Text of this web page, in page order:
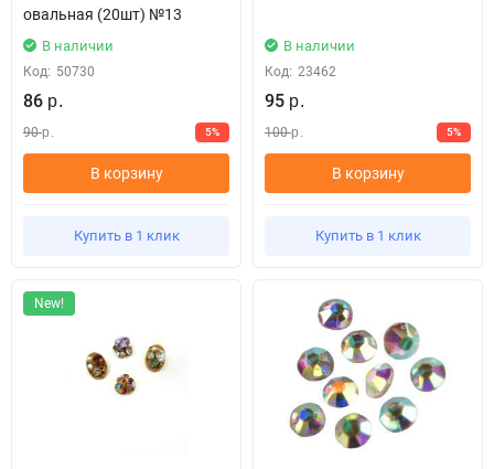
овальная (20шт) №13
В наличии
Код: 50730
86 р.
90р. 5%
В корзину
Купить в 1 клик
В наличии
Код: 23462
95 р.
100р. 5%
В корзину
Купить в 1 клик
New!